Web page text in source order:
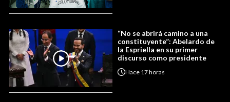
“No se abrirá camino a una
constituyente”: Abelardo de
la Espriella en su primer
discurso como presidente
Hace 17 horas